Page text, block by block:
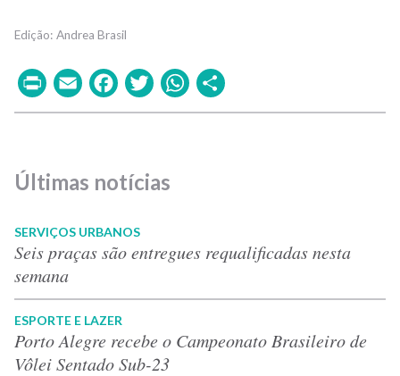
Andrea Brasil
PrintEmailFacebook
TwitterWhatsApp
Últimas notícias
SERVIÇOS URBANOS
Seis praças são entregues requalificadas nesta
semana
ESPORTE E LAZER
Porto Alegre recebe o Campeonato Brasileiro de
Vôlei Sentado Sub-23